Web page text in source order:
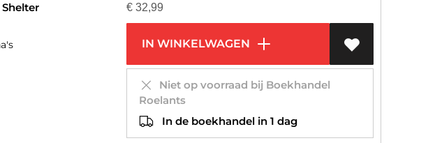
€ 32,99
IN WINKELWAGEN
Niet op voorraad bij Boekhandel
Roelants
In de boekhandel in 1 dag